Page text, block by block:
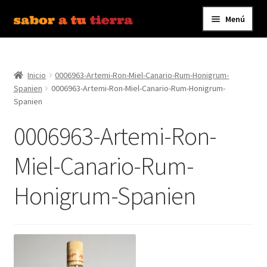
Ir
a
Ir
al
Menú
Bebidas
Carnes y Embutidos
Carrito
Conservas y Platos Preparados
Contáctanos
Inicio
0006963-Artemi-Ron-Miel-Canario-Rum-Honigrum-
Spanien
0006963-Artemi-Ron-Miel-Canario-Rum-Honigrum-
Spanien
0006963-Artemi-Ron-
Miel-Canario-Rum-
Honigrum-Spanien